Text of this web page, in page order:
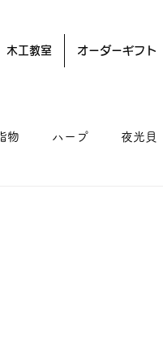
木工教室 オーダーギフト
物 ハープ 夜光貝